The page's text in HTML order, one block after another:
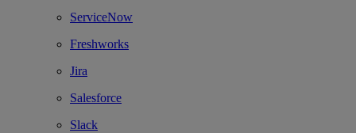
ServiceNow
Freshworks
Jira
Salesforce
Slack